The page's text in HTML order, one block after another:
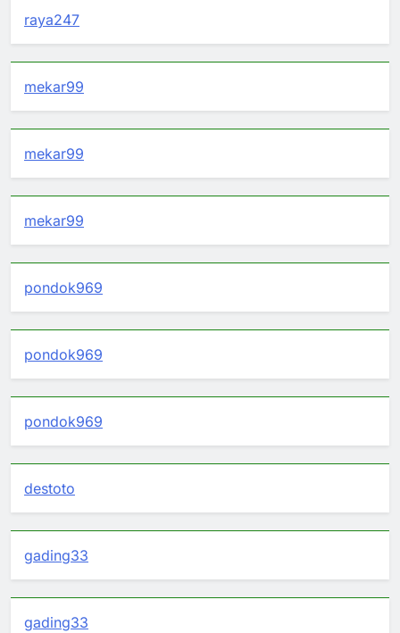
raya247
mekar99
mekar99
mekar99
pondok969
pondok969
pondok969
destoto
gading33
gading33